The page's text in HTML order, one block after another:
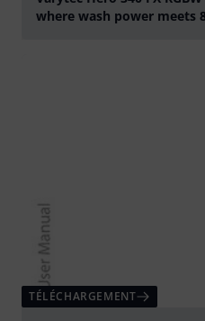
where wash power meets
TÉLÉCHARGEMENT